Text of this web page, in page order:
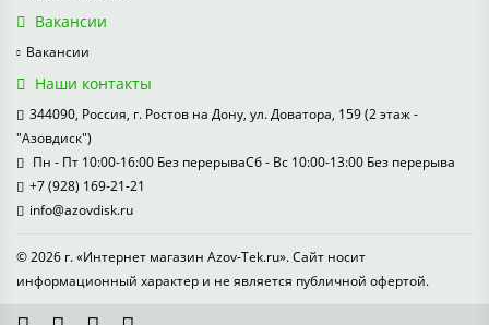
Вакансии
Вакансии
Наши контакты
344090, Россия, г. Ростов на Дону, ул. Доватора, 159 (2 этаж -
"Азовдиск")
Пн - Пт 10:00-16:00 Без перерываСб - Вс 10:00-13:00 Без перерыва
+7 (928) 169-21-21
info@azovdisk.ru
© 2026 г. «Интернет магазин Azov-Tek.ru». Сайт носит
информационный характер и не является публичной офертой.